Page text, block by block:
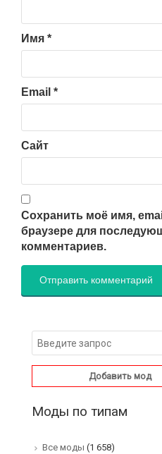
Имя *
Email *
Сайт
Сохранить моё имя,
браузере для
комментариев.
Добавить мод
Моды по типам
Все моды (1 658)